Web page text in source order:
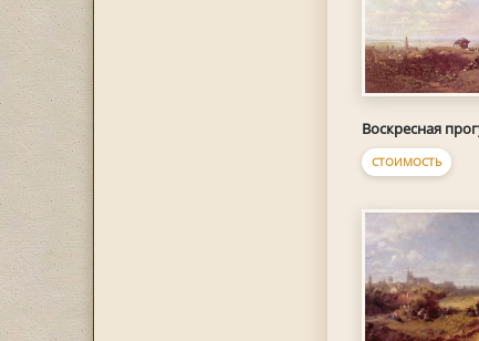
Воскресная
СТОИМОСТЬ